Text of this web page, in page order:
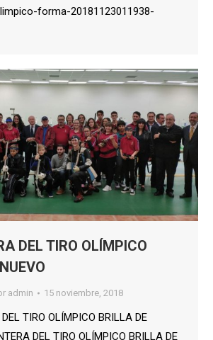
forma-20181123011938-
DEL TIRO OLÍMPICO
admin 15 noviembre, 2018
TIRO OLÍMPICO BRILLA DE
DEL TIRO OLÍMPICO BRILLA DE